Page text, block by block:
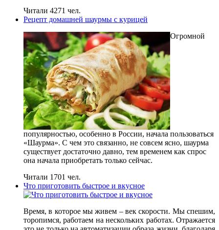
Читали 4271 чел.
Рецепт домашней шаурмы с курицей
Огромной
популярностью, особенно в России, начала пользоваться
«Шаурма». С чем это связанно, не совсем ясно, шаурма
существует достаточно давно, тем временем как спрос
она начала приобретать только сейчас.
Читали 1701 чел.
Что приготовить быстрое и вкусное
Время, в которое мы живем – век скорости. Мы спешим,
торопимся, работаем на нескольких работах. Отражается